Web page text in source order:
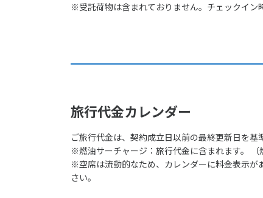
※受託荷物は含まれておりません。チェックイン
旅行代金カレンダー
ご旅行代金は、契約成立日以前の最終更新日を基
※燃油サーチャージ：旅行代金に含まれます。 （
※空席は流動的なため、カレンダーに料金表示が
さい。